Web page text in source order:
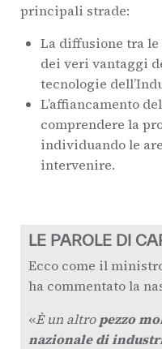
principali strade:
La diffusione tra
dei veri vantaggi
tecnologie
L’affiancamento
comprendere la
individuando le
intervenire.
LE PAROLE DI
Ecco come il
ha commentato la
«È un altropezzo
nazionale di